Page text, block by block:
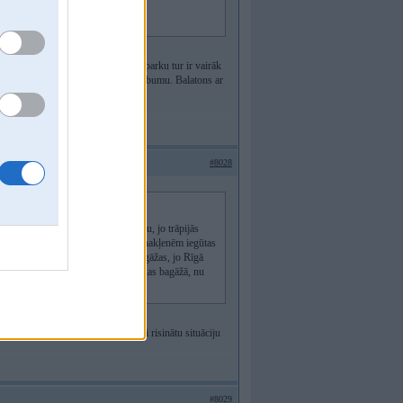
Kautvai termālo avotu un akvaparku tur ir vairāk
tā. Daudz vīna, paprikas u.c. labumu. Balatons ar
#8028
tā, ka kāds savāca manējo somu, jo trāpijās
nodomāju, ka šādas pa RIMI nakļenēm iegūtas
gaidiju pie nestandarta bagāžas, jo Rīgā
par peldenēm, tās ieliku rokas bagāžā, nu
un nezin kā ar tevi sazināties lai risinātu situāciju
#8029